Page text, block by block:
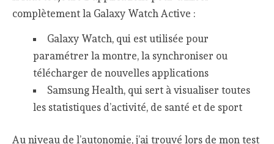
complètement la Galaxy Watch Active :
Galaxy Watch, qui est utilisée pour
paramétrer la montre, la synchroniser ou
télécharger de nouvelles applications
Samsung Health, qui sert à visualiser toutes
les statistiques d’activité, de santé et de sport
Au niveau de l’autonomie, j’ai trouvé lors de mon test